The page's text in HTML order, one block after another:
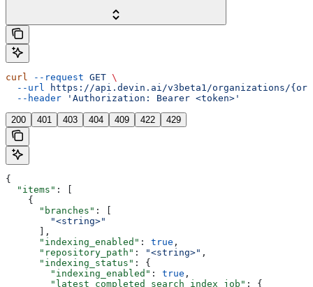
curl --request GET \
  --url
https://api.devin.ai/v3beta1/organizations/
  --header
'Authorization: Bearer <token>'
200 401 403 404 409 422 429
{
  "items"
: [
    {
      "branches"
: [
        "<string>"
      ],
      "indexing_enabled"
: true ,
      "repository_path"
: "<string>" ,
      "indexing_status"
: {
        "indexing_enabled"
: true ,
        "latest_completed_search_index_job"
: {